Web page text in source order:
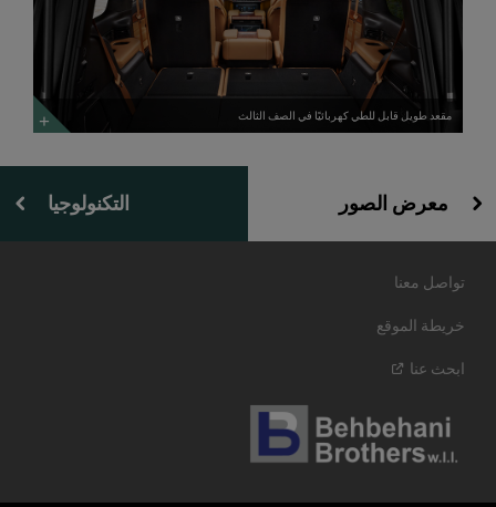
شاشة
الراكب
الأمامي
بشكل
صحيح'>
</span>
استكشف
المزيد
كهربائيًا
الصف
الثالث
استكشف
المزيد
مقعد طويل قابل للطي كهربائيًا في الصف الثالث
معرض الصور التكنولوجيا
تواصل معنا
خريطة الموقع
ابحث عنا